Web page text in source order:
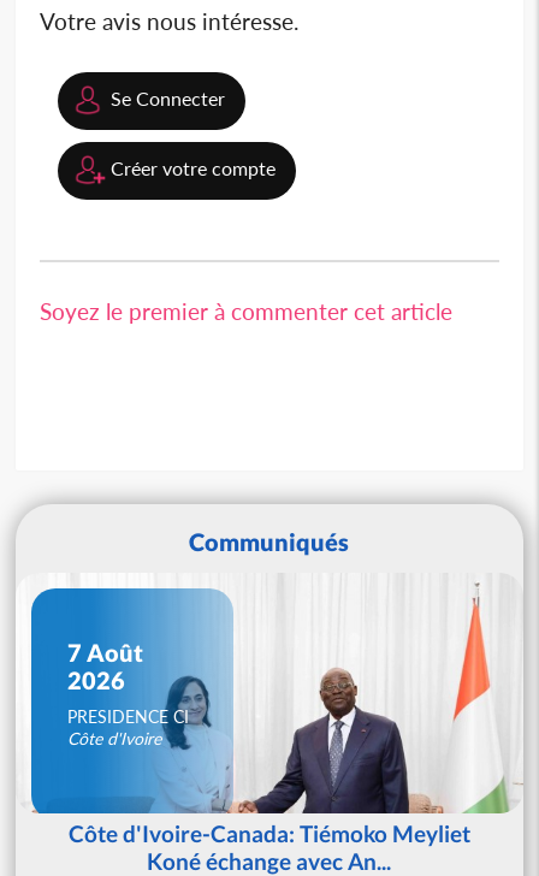
Votre avis nous intéresse.
Se Connecter
Créer votre compte
Soyez le premier à commenter cet article
Communiqués
7 Août
2026
PRESIDENCE CI
Côte d'Ivoire
Côte d'Ivoire-Canada: Tiémoko Meyliet
Koné échange avec An...